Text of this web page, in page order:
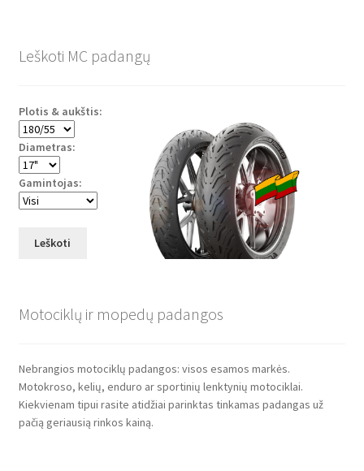
Leškoti MC padangų
Plotis & aukštis:
Diametras:
Gamintojas:
Leškoti
Motociklų ir mopedų padangos
Nebrangios motociklų padangos: visos esamos markės.
Motokroso, kelių, enduro ar sportinių lenktynių motociklai.
Kiekvienam tipui rasite atidžiai parinktas tinkamas padangas už
pačią geriausią rinkos kainą.